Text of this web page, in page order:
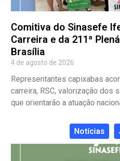
Comitiva do Sinasefe
Carreira e da 211ª
Brasília
4 de agosto de 2026
Representantes capixabas
carreira, RSC, valorização dos
que orientarão a atuação
Notícias